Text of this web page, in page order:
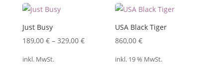
Just Busy
189,00 €– 329,00 €
inkl. MwSt.
USA Black Tiger
860,00€
inkl. 19 % MwSt.